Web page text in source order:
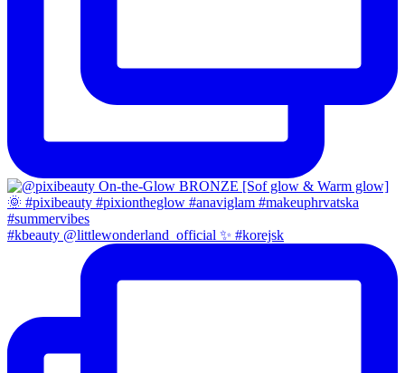
#kbeauty @littlewonderland_official ✨ #korejsk